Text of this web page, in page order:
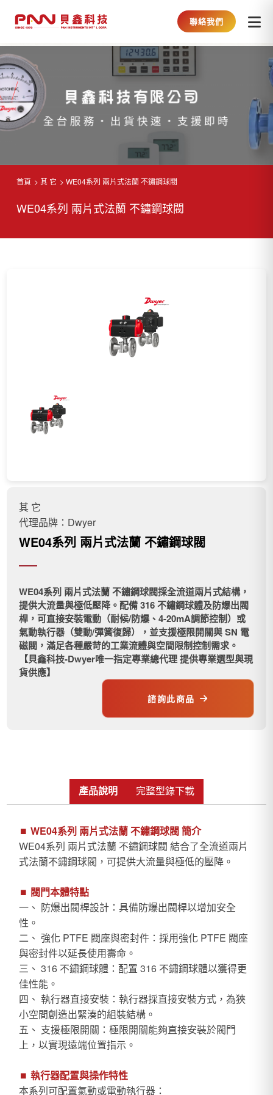
聯絡我們
首頁 其 它 WE04系列 兩片式法蘭 不鏽鋼球閥
WE04系列 兩片式法蘭 不鏽鋼球閥
其 它
代理品牌：Dwyer
WE04系列 兩片式法蘭 不鏽鋼球閥
WE04系列 兩片式法蘭 不鏽鋼球閥採全流道兩片式結構，
提供大流量與極低壓降。配備 316 不鏽鋼球體及防爆出閥
桿，可直接安裝電動（耐候/防爆、4-20mA調節控制）或
氣動執行器（雙動/彈簧復歸），並支援極限開關與 SN 電
磁閥，滿足各種嚴苛的工業流體與空間限制控制需求。
【貝鑫科技-Dwyer唯一指定專業總代理 提供專業選型與現
貨供應】
諮詢此商品
產品說明 完整型錄下載
⏹︎WE04系列 兩片式法蘭 不鏽鋼球閥 簡介
WE04系列 兩片式法蘭 不鏽鋼球閥 結合了全流道兩片
式法蘭不鏽鋼球閥，可提供大流量與極低的壓降。
⏹︎ 閥門本體特點
一、 防爆出閥桿設計：具備防爆出閥桿以增加安全
性。
二、 強化 PTFE 閥座與密封件：採用強化 PTFE 閥座
與密封件以延長使用壽命。
三、 316 不鏽鋼球體：配置 316 不鏽鋼球體以獲得更
佳性能。
四、 執行器直接安裝：執行器採直接安裝方式，為狹
小空間創造出緊湊的組裝結構。
五、 支援極限開關：極限開關能夠直接安裝於閥門
上，以實現遠端位置指示。
⏹︎執行器配置與操作特性
本系列可配置氣動或電動執行器：